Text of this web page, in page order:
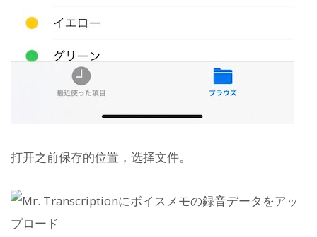
打开之前保存的位置，选择文件。